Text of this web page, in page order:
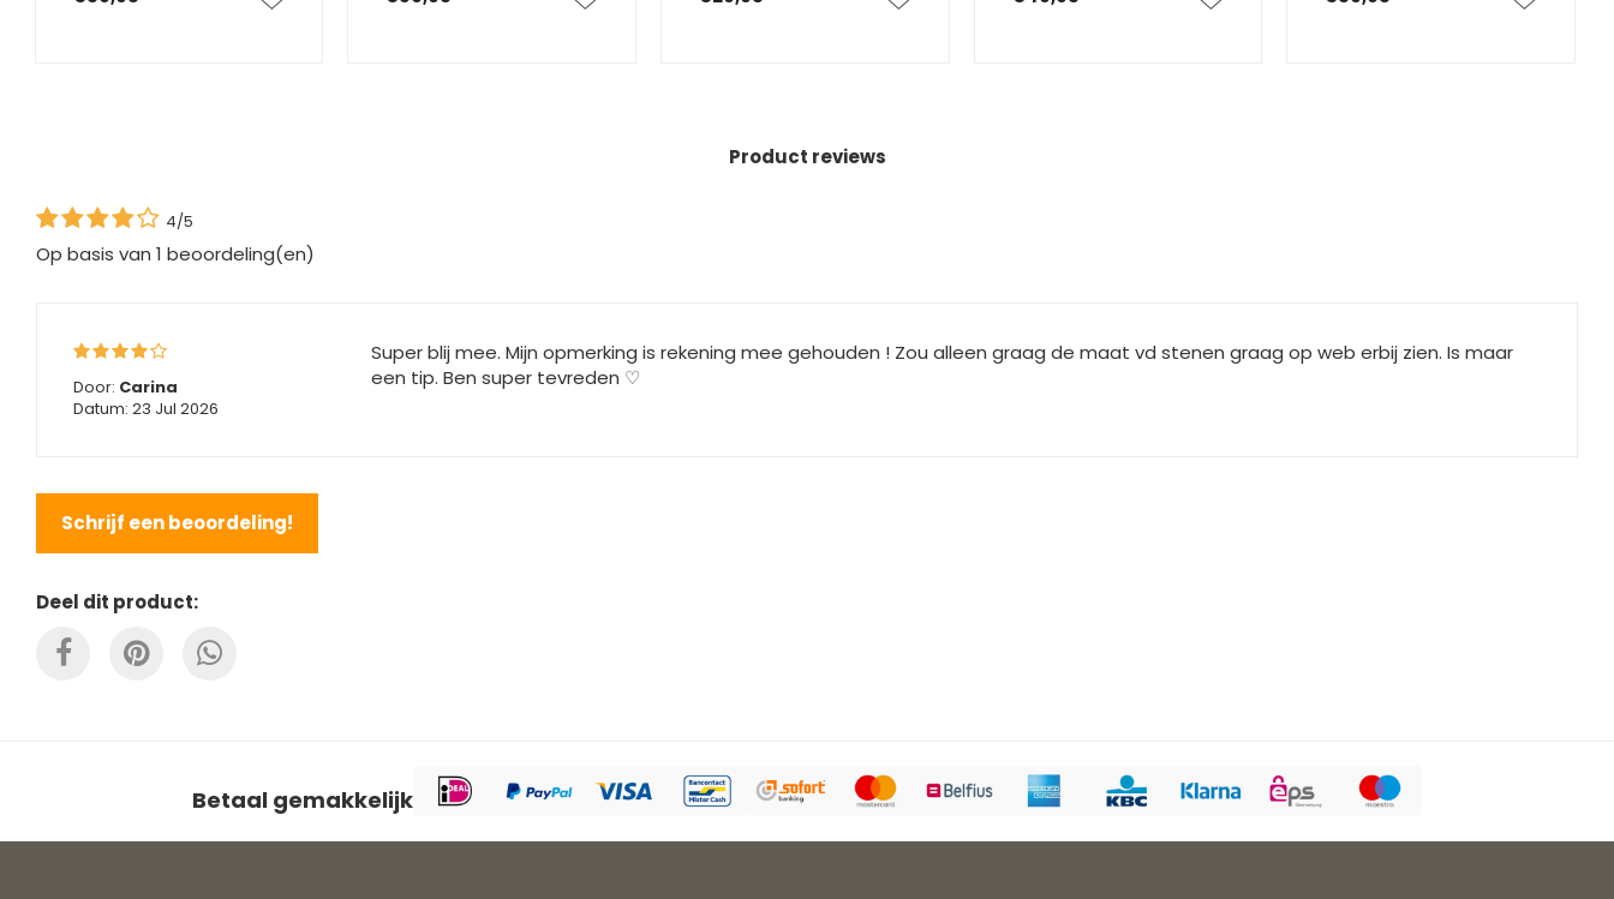
Product reviews
4/5
Op basis van 1 beoordeling(en)
Door: Carina
Datum: 23 Jul 2026
Super blij mee. Mijn opmerking is rekening mee gehouden ! Zou alleen graag de maat vd stenen graag op web erbij zien. Is maar
een tip. Ben super tevreden ♡
Schrijf een beoordeling!
Deel dit product:
Betaal gemakkelijk